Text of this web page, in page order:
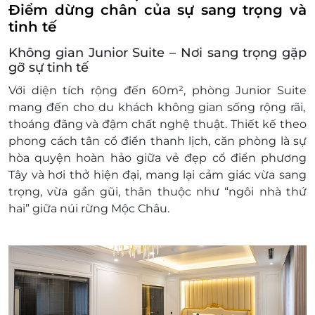
Giờ nhận phòng: Sau 14h00
Giờ trả phòng: Trước 12h00
vào tình trạng phòng và có thể sẽ phụ thu
theo quy định của khách sạn
Điều kiện đặt phòng:
Hotline đặt phòng & tư vấn (9h00-20h00):
1900 2065
Văn phòng HCM: 028.6680 8757
Liên hệ check tình trạng phòng trống trước
khi mua voucher
Điều kiện khác:
Áp dụng 01 e-Voucher/e-Coupon cho 02
Voucher/e-Coupon
e-Voucher/e-Coupon không có giá trị quy đổi
thành tiền mặt, không trả lại tiền thừa.
Không áp dụng đồng thời với chương trình
Điểm dừng chân của sự sang trọng và
tinh tế
Không gian Junior Suite – Nơi sang trọng gặp
gỡ sự tinh tế
Với diện tích rộng đến 60m², phòng Junior Suite
mang đến cho du khách không gian sống rộng rãi,
thoáng đãng và đậm chất nghệ thuật. Thiết kế theo
phong cách tân cổ điển thanh lịch, căn phòng là sự
hòa quyện hoàn hảo giữa vẻ đẹp cổ điển phương
Tây và hơi thở hiện đại, mang lại cảm giác vừa sang
trọng, vừa gần gũi, thân thuộc như “ngôi nhà thứ
hai” giữa núi rừng Mộc Châu.